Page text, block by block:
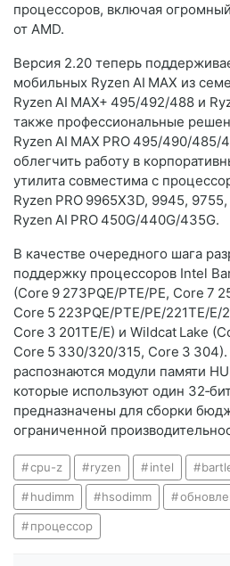
процессоров, включая
от AMD.
Версия 2.20 теперь
мобильных Ryzen AI MAX из
Ryzen AI MAX+ 495/492/488 и
также профессиональные
Ryzen AI MAX PRO 495/490/485/
облегчить работу в
утилита совместима с
Ryzen PRO 9965X3D, 9945,
Ryzen AI PRO 450G/440G/435G.
В качестве очередного шага
поддержку процессоров Intel
(Core 9 273PQE/PTE/PE, Core 7
Core 5 223PQE/PTE/PE/221TE/E/
Core 3 201TE/E) и Wildcat Lake
Core 5 330/320/315, Core 3
распознаются модули памяти
которые используют один
предназначены для сборки
ограниченной
cpu-z ryzen intel
hudimm hsodimm
процессор